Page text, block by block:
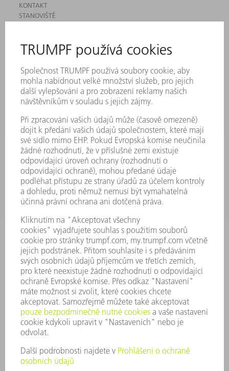
KONTAKT
STANOVIŠTĚ
MYTRUMPF
BEZPEČNOSTNÍ LISTY
PRODUKTY
STROJE & SYSTÉMY
LASER
VÝKONOVÁ ELEKTRONIKA
SMART FACTORY
SOFTWARE
SERVIS
POUŽITÍ
ODVĚTVÍ
SPOLEČNOST
KARIÉRA
PRACOVNÍ NABÍDKY
PROFIL PODNIKU
VÝROČNÍ ZPRÁVA
ZÁSADY SPOLEČNOSTI
SHODA
SYSTÉM UPOZORŇOVAČŮ
SECURITY
TISKOVÉ ZPRÁVY
MAGAZÍN
UDRŽITELNOST
ŽIVOTNÍ PROSTŘEDÍ & KLIMA
SOCIÁLNÍ TÉMA & SPOLEČNOST
VEDENÍ FIRMY